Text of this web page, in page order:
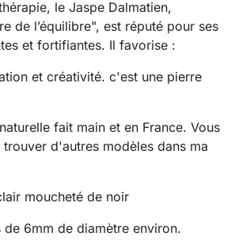
le Jaspe Dalmatien,
de l’équilibre", est réputé pour ses
et fortifiantes. Il favorise :
et créativité. c'est une pierre
fait main et en France. Vous
d'autres modèles dans ma
moucheté de noir
de 6mm de diamètre environ.